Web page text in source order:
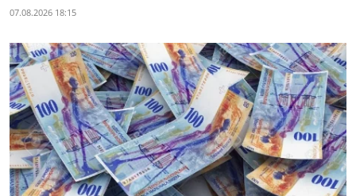
07.08.2026 18:15